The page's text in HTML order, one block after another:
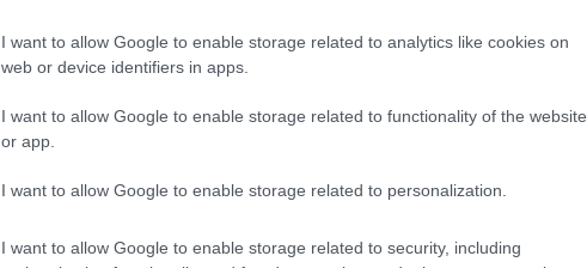
I want to allow Google to enable storage related to analytics like cookies on
web or device identifiers in apps.
I want to allow Google to enable storage related to functionality of the website
or app.
I want to allow Google to enable storage related to personalization.
I want to allow Google to enable storage related to security, including